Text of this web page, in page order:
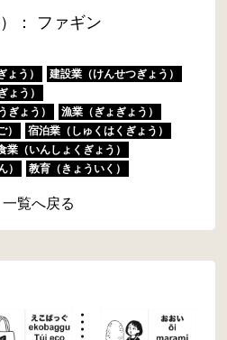
： ファギン
ょう）
建設業（けんせつぎょう）
ょう）
ぎょう）
漁業（ぎょぎょう）
）
宿泊業（しゅくはくぎょう）
業（いんしょくぎょう）
）
教育（きょういく）
一覧へ戻る